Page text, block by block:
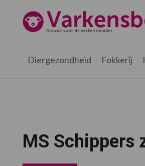
hoofdnavigatie
hoofd
eerste
voettekst
Varkensbedrijf.nl
Diergezondheid Fokkerij
MS Schippers